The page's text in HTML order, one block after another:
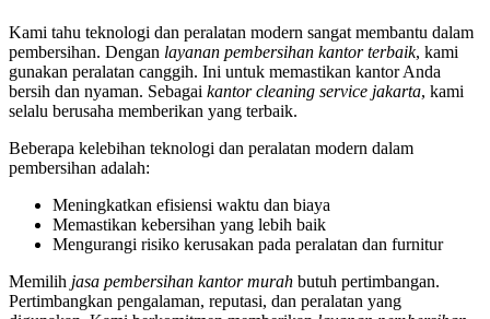
Kami tahu teknologi dan peralatan modern sangat membantu dalam
pembersihan. Dengan layanan pembersihan kantor terbaik, kami
gunakan peralatan canggih. Ini untuk memastikan kantor Anda
bersih dan nyaman. Sebagai kantor cleaning service jakarta, kami
selalu berusaha memberikan yang terbaik.
Beberapa kelebihan teknologi dan peralatan modern dalam
pembersihan adalah:
Meningkatkan efisiensi waktu dan biaya
Memastikan kebersihan yang lebih baik
Mengurangi risiko kerusakan pada peralatan dan furnitur
Memilih jasa pembersihan kantor murah butuh pertimbangan.
Pertimbangkan pengalaman, reputasi, dan peralatan yang